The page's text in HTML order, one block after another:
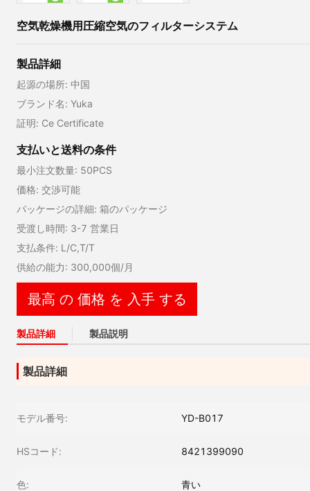
空気乾燥機用圧縮空気のフィルターシステム
製品詳細
起源の場所: 中国
ブランド名: Yuka
証明: Ce Certificate
支払いと送料の条件
最小注文数量: 50PCS
価格: 交渉可能
パッケージの詳細: 箱のパッケージ
受渡し時間: 3-7 営業日
支払条件: L/C,T/T
供給の能力: 300,000個/月
最高 の 価格 を 入手 する
製品詳細 製品説明
製品詳細
モデル番号: YD-B017
HSコード: 8421399090
色: 青い